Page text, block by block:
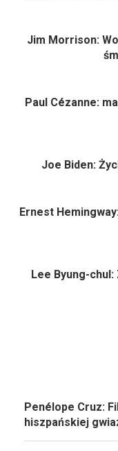
Jim Morrison:
Paul Cézanne:
Joe Biden:
Ernest
Lee Byung-
Penélope Cruz:
hiszpańskiej